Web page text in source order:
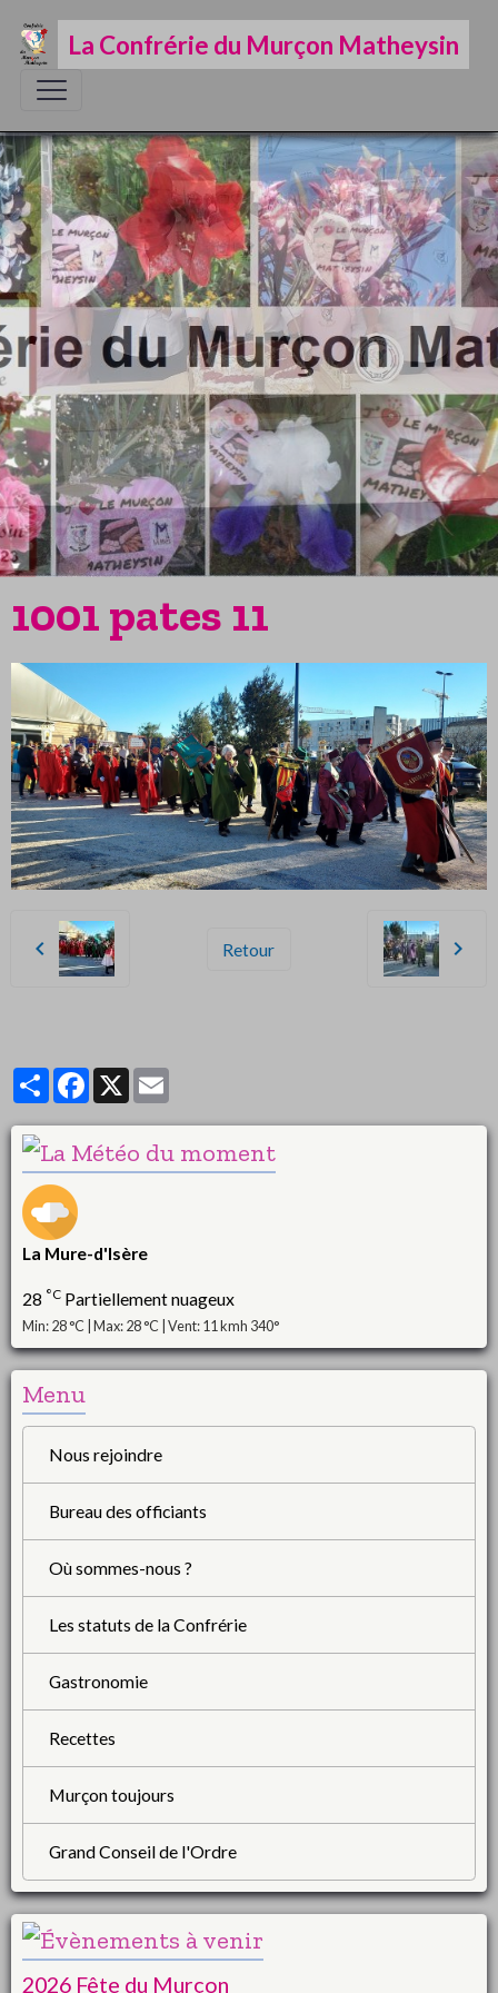
La Confrérie du Murçon Matheysin
1001 pates 11
Retour
PartagerFacebook
X
La Mure-d'Isère
28 °C Partiellement nuageux
Min: 28 °C | Max: 28 °C | Vent: 11 kmh 340°
Menu
Nous rejoindre
Bureau des officiants
Où sommes-nous ?
Les statuts de la Confrérie
Gastronomie
Recettes
Murçon toujours
Grand Conseil de l'Ordre
2026 Fête du Murçon